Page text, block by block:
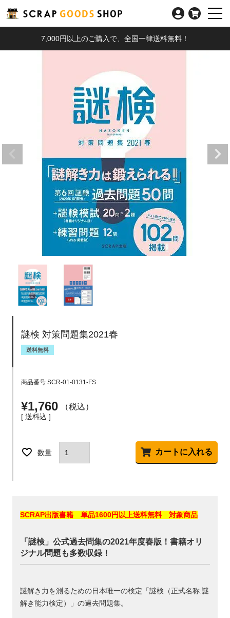
7,000円以上のご購入で、全国一律送料無料！
謎検 対策問題集2021春
送料無料
商品番号 SCR-01-0131-FS
¥1,760 税込
送料込
カートに入れる
SCRAP出版書籍 単品1600円以上送料無料 対象商品
「謎検」公式過去問集の2021年度春版！書籍オリ
ジナル問題も多数収録！
謎解き力を測るための日本唯一の検定「謎検（正式名称:謎
解き能力検定）」の過去問題集。